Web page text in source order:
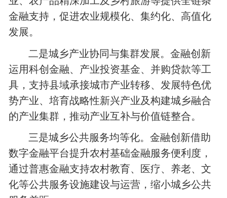
金融支持，促进农业规模化、集约化、高值化
发展。
二是城乡产业协同与集群发展。金融创新
运用科创金融、产业投资基金、并购贷款等工
具，支持县域承接城市产业转移、发展特色优
势产业、培育战略性新兴产业及构建城乡融合
的产业集群，推动产业互补与价值链整合。
三是城乡公共服务均等化。金融创新借助
数字金融平台提升农村基础金融服务便利度，
通过普惠金融支持农村教育、医疗、养老、文
化等公共服务设施建设与运营，缩小城乡公共